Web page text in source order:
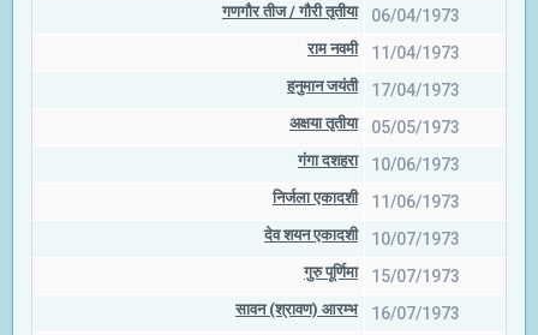
गणगौर तीज / गौरी तृतीया 06/04/1973
राम नवमी 11/04/1973
हनुमान जयंती 17/04/1973
अक्षया तृतीया 05/05/1973
गंगा दशहरा 10/06/1973
निर्जला एकादशी 11/06/1973
देव शयन एकादशी 10/07/1973
गुरु पूर्णिमा 15/07/1973
सावन (श्रावण) आरम्भ 16/07/1973